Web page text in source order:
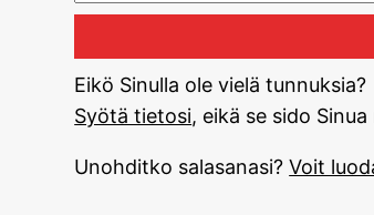
Eikö Sinulla ole vielä tunnuksia?
Syötä tietosi, eikä se sido
Unohditko salasanasi?Voit